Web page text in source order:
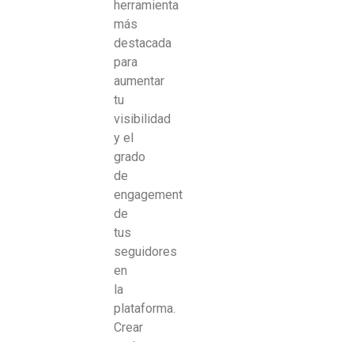
herramienta
más
destacada
para
aumentar
tu
visibilidad
y el
grado
de
engagement
de
tus
seguidores
en
la
plataforma.
Crear